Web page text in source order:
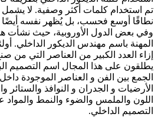
كلمات أكثر وصفية. لا يشمل
أوسع فحسب، بل يُظهر نفسه أيضًا كمهنة
الدول الأوروبية، حيث نشأت هذه
باسم مهندس الديكور الداخلي. أولئك
الكبير من العناصر التي من صنع
على هذا المجال اسم التصميم البيئي.
بين الفن و العناصر الموجودة داخل
و الجدران و النوافذ والستائر
والملمس والضوء والنمط والمواد
الداخلي.